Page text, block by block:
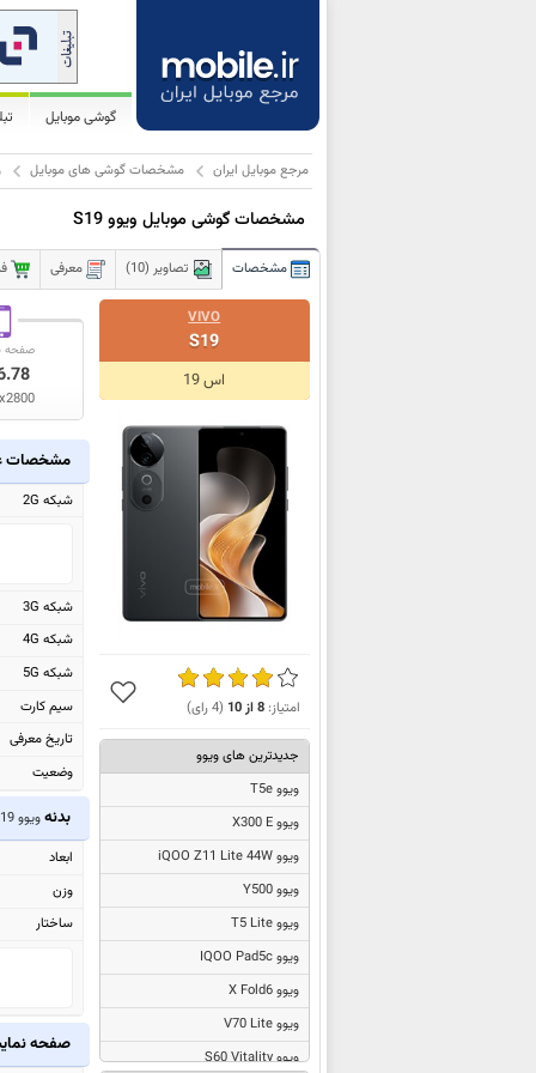
گوشی موبایل
مرجع موبایل ایران مشخصات گوشی های موبایل
مشخصات گوشی موبایل ویوو S19
مشخصات تصاویر (10) معرفی
VIVO
S19
اس 19
امتیاز:8از10
(
4رای)
جدیدترین های ویوو
ویوو T5e
ویوو X300 E
ویوو iQOO Z11 Lite 44W
ویوو Y500
ویوو T5 Lite
ویوو IQOO Pad5c
ویوو X Fold6
ویوو V70 Lite
ویوو S60 Vitality
صفحه
مشخصات
شبکه 2G
شبکه 3G
شبکه 4G
شبکه 5G
سیم کارت
تاریخ معرفی
وضعیت
بدنهویوو S19
ابعاد
وزن
ساختار
صفحه